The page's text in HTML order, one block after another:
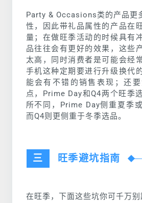
Party & Occasions类的产品更
性，因此带礼品属性的产品在
量；在做旺季活动的时候具有
品往往会有更好的效果，这些
太高，同时消费者是可能会经
手机这种定期要进行升级换代
能会有不错的销售表现；还
点，Prime Day和Q4两个旺季
所不同，Prime Day侧重夏季
而Q4则更侧重于冬季选品。
三 旺季避坑指南
在旺季，下面这些坑你可千万别